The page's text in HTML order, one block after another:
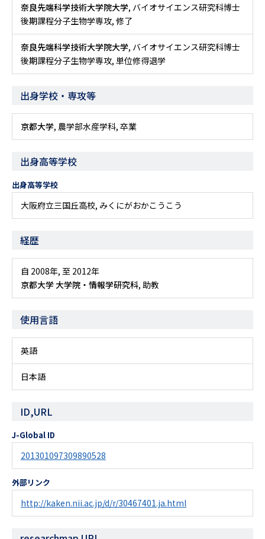
奈良先端科学技術大学院大学, バイオサイエンス研究科博士
後期課程分子生物学専攻, 修了
奈良先端科学技術大学院大学, バイオサイエンス研究科博士
後期課程分子生物学専攻, 単位修得退学
出身学校・専攻等
京都大学, 農学部水産学科, 卒業
出身高等学校
出身高等学校
大阪府立三国丘高校, みくにがおかこうこう
経歴
自 2008年, 至 2012年
京都大学 大学院・情報学研究科, 助教
使用言語
英語
日本語
ID,URL
J-Global ID
201301097309890528
外部リンク
http://kaken.nii.ac.jp/d/r/30467401.ja.html